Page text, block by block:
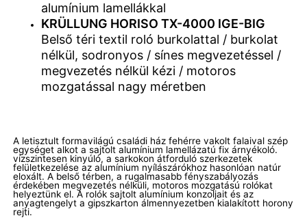
alumínium lamellákkal
KRÜLLUNG HORISO TX-4000 IGE-BIG
Belső téri textil roló burkolattal / burkolat
nélkül, sodronyos / sínes megvezetéssel /
megvezetés nélkül kézi / motoros
mozgatással nagy méretben
A letisztult formavilágú családi ház fehérre vakolt falaival szép
egységet alkot a sajtolt alumínium lamellázatú fix árnyékoló.
vízszintesen kinyúló, a sarkokon átforduló szerkezetek
felületkezelése az alumínium nyílászárókhoz hasonlóan natúr
eloxált. A belső térben, a rugalmasabb fényszabályozás
érdekében megvezetés nélküli, motoros mozgatású rolókat
helyeztünk el. A rolók sajtolt alumínium konzoljait és az
anyagtengelyt a gipszkarton álmennyezetben kialakított horony
rejti.